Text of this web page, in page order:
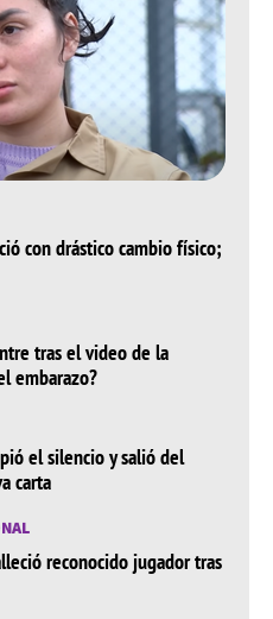
con drástico cambio físico;
tras el video de la
embarazo?
el silencio y salió del
carta
reconocido jugador tras